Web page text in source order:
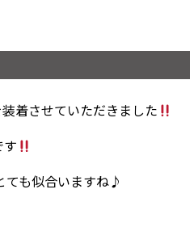
着させていただきました
ても似合いますね♪